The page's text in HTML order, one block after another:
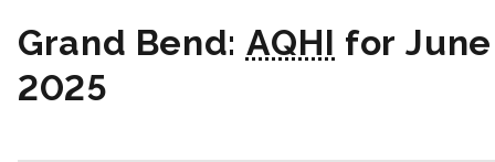
Grand Bend: AQHI for
2025